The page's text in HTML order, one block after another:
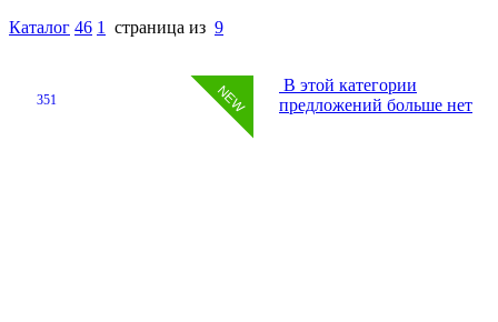
Каталог 46 1 страница из 9
351
В этой категории
предложений больше нет